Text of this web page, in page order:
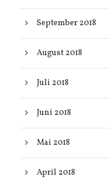
September 2018
August 2018
Juli 2018
Juni 2018
Mai 2018
April 2018